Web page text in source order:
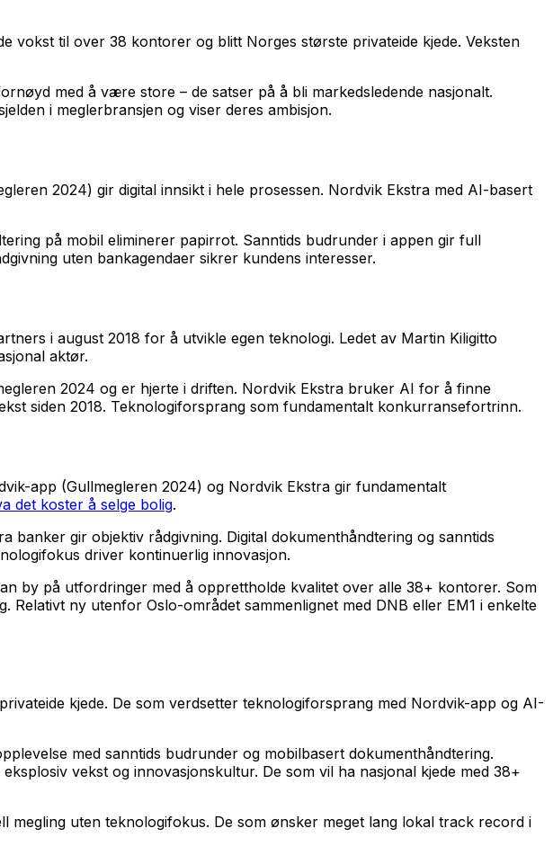
vokst til over 38 kontorer og blitt Norges største privateide kjede. Veksten
med å være store – de satser på å bli markedsledende nasjonalt.
i meglerbransjen og viser deres ambisjon.
2024) gir digital innsikt i hele prosessen. Nordvik Ekstra med AI-basert
på mobil eliminerer papirrot. Sanntids budrunder i appen gir full
uten bankagendaer sikrer kundens interesser.
i august 2018 for å utvikle egen teknologi. Ledet av Martin Kiligitto
aktør.
2024 og er hjerte i driften. Nordvik Ekstra bruker AI for å finne
siden 2018. Teknologiforsprang som fundamentalt konkurransefortrinn.
app (Gullmegleren 2024) og Nordvik Ekstra gir fundamentalt
det koster å selge bolig.
gir objektiv rådgivning. Digital dokumenthåndtering og sanntids
driver kontinuerlig innovasjon.
by på utfordringer med å opprettholde kvalitet over alle 38+ kontorer. Som
ny utenfor Oslo-området sammenlignet med DNB eller EM1 i enkelte
kjede. De som verdsetter teknologiforsprang med Nordvik-app og AI-
med sanntids budrunder og mobilbasert dokumenthåndtering.
vekst og innovasjonskultur. De som vil ha nasjonal kjede med 38+
uten teknologifokus. De som ønsker meget lang lokal track record i